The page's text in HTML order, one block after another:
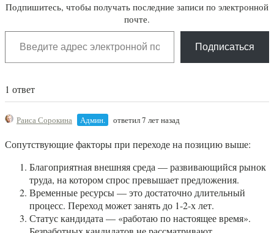
Подпишитесь, чтобы получать последние записи по электронной
почте.
Подписаться
1 ответ
Раиса Сорокина Админ. ответил 7 лет назад
Сопутствующие факторы при переходе на позицию выше:
Благоприятная внешняя среда — развивающийся рынок
труда, на котором спрос превышает предложения.
Временные ресурсы — это достаточно длительный
процесс. Переход может занять до 1-2-х лет.
Статус кандидата — «работаю по настоящее время».